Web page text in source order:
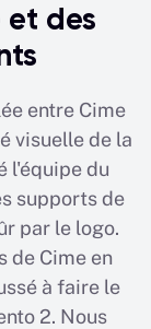
et des
entre Cime
visuelle de la
l'équipe du
supports de
par le logo.
de Cime en
à faire le
2. Nous